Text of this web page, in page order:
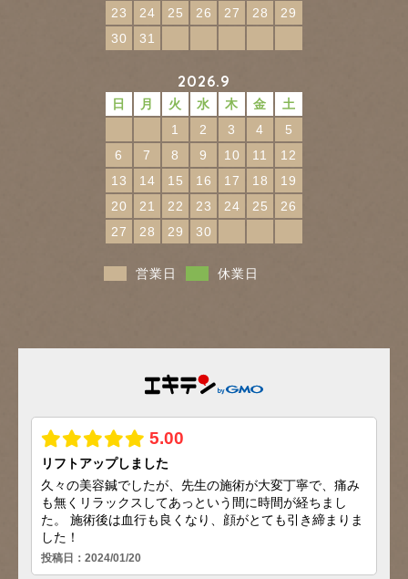
23
24 25 26 27 28
29
30
31
2026.9
日 月 火 水 木 金
土
1
2 3 4
5
6
7 8 9 10 11
12
13
14 15 16 17 18
19
20
21 22 23 24 25
26
27
28 29 30
営業日 休業日